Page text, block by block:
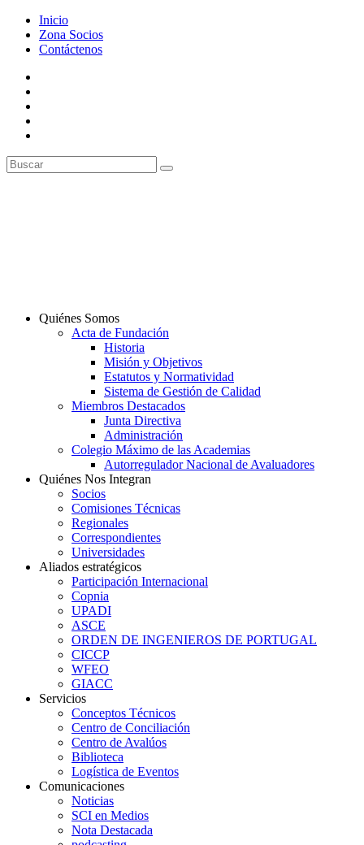
Inicio
Zona Socios
Contáctenos
Quiénes Somos
Acta de Fundación
Historia
Misión y Objetivos
Estatutos y Normatividad
Sistema de Gestión de Calidad
Miembros Destacados
Junta Directiva
Administración
Colegio Máximo de las Academias
Autorregulador Nacional de Avaluadores
Quiénes Nos Integran
Socios
Comisiones Técnicas
Regionales
Correspondientes
Universidades
Aliados estratégicos
Participación Internacional
Copnia
UPADI
ASCE
ORDEN DE INGENIEROS DE PORTUGAL
CICCP
WFEO
GIACC
Servicios
Conceptos Técnicos
Centro de Conciliación
Centro de Avalúos
Biblioteca
Logística de Eventos
Comunicaciones
Noticias
SCI en Medios
Nota Destacada